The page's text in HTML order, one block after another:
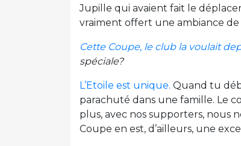
Jupille qui avaient fait le
vraiment offert une ambiance de
Cette Coupe, le club la voulait
spéciale?
L’Etoile est unique. Quand tu
parachuté dans une famille. Le
plus, avec nos supporters, nous
Coupe en est, d’ailleurs, une